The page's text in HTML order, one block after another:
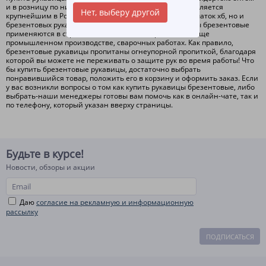
Нет, выберу другой
и в розницу по низким ценам. Компания ЛидерТекс является
крупнейшим в России производителем не только перчаток хб, но и
брезентовых рукавиц, различной плотности. Рукавицы брезентовые
применяются в строительстве, машиностроении, в обще
промышленном производстве, сварочных работах. Как правило,
брезентовые рукавицы пропитаны огнеупорной пропиткой, благодаря
которой вы можете не переживать о защите рук во время работы! Что
бы купить брезентовые рукавицы, достаточно выбрать
понравившийся товар, положить его в корзину и оформить заказ. Если
у вас возникли вопросы о том как купить рукавицы брезентовые, либо
выбрать-наши менеджеры готовы вам помочь как в онлайн-чате, так и
по телефону, который указан вверху страницы.
Будьте в курсе!
Новости, обзоры и акции
Даюсогласие на рекламную и информационную
рассылку
ПОДПИСАТЬСЯ